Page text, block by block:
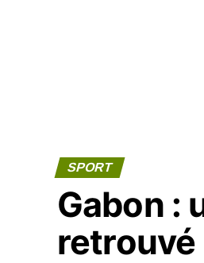
SPORT
Gabon :